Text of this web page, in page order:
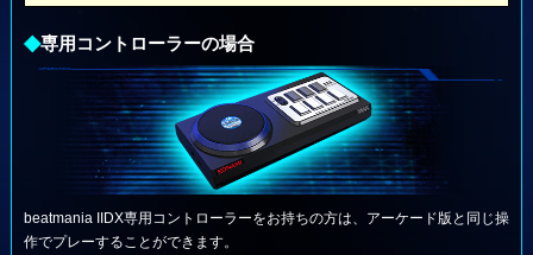
◆専用コントローラーの場合
beatmania IIDX専用コントローラーをお持ちの方は、アーケード版と同じ操
作でプレーすることができます。